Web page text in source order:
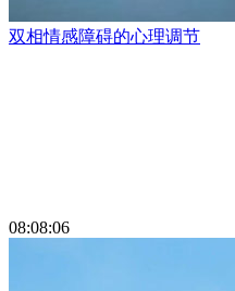
双相情感障碍的心理调节
08:08:06